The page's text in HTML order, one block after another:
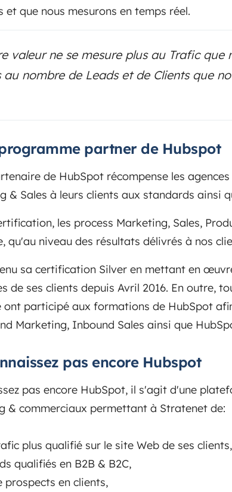
et que nous mesurons en temps réel.
valeur ne se mesure plus au Trafic que
au nombre de Leads et de Clients que
partner de Hubspot
de HubSpot récompense les
& Sales à leurs clients aux standards ainsi
les process Marketing, Sales,
qu'au niveau des résultats délivrés à nos
sa certification Silver en mettant en
de ses clients depuis Avril 2016. En outre,
ont participé aux formations de HubSpot
Marketing, Inbound Sales ainsi que
pas encore Hubspot
pas encore HubSpot, il s'agit d'une
& commerciaux permettant à Stratenet de:
plus qualifié sur le site Web de ses clients,
qualifiés en B2B & B2C,
prospects en clients,